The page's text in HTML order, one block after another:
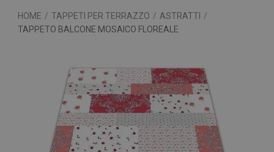
HOME / TAPPETI PER TERRAZZO / ASTRATTI
/
TAPPETO BALCONE MOSAICO FLOREALE